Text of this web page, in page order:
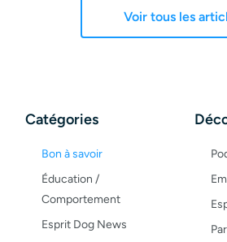
Catégories
Bon à savoir
Éducation /
Comportement
Esprit Dog News
Voir tous les